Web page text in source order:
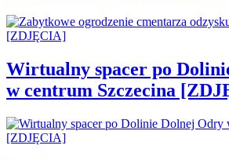
Wirtualny spacer po
w centrum Szczecina